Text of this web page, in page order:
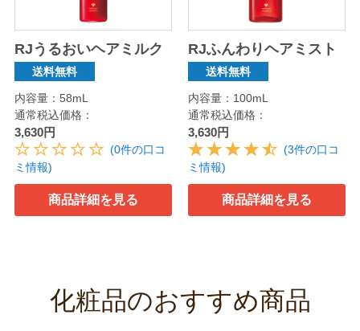
RJうるおいヘアミルク
送料無料
内容量：58mL
通常税込価格：
3,630円
(0件の口コ
ミ情報)
商品詳細を見る
RJふんわりヘアミスト
送料無料
内容量：100mL
通常税込価格：
3,630円
(3件の口コ
ミ情報)
商品詳細を見る
化粧品のおすすめ商品